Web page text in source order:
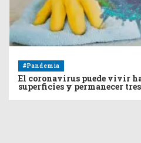
#Pandemia
El coronavirus puede vivir
superficies y permanecer